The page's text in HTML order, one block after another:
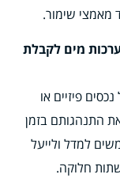
מאמצי שימור.
מים לקבלת
פיזיים או
התנהגותם בזמן
למדל ולייעל
חלוקה.